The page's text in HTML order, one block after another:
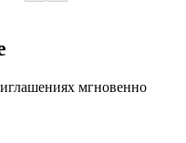
мгновенно